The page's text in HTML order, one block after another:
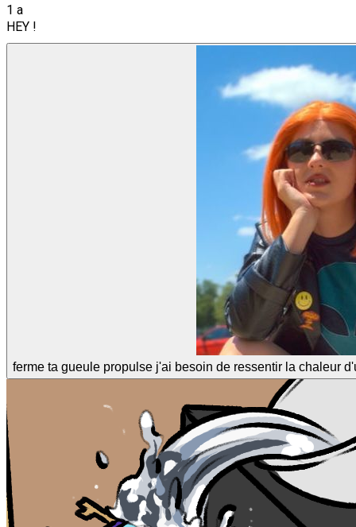
1 a
HEY !
ferme ta gueule propulse j'ai besoin de ressentir la chaleur